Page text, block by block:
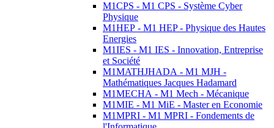
M1CPS - M1 CPS - Système Cyber
Physique
M1HEP - M1 HEP - Physique des Hautes
Energies
M1IES - M1 IES - Innovation, Entreprise
et Société
M1MATHJHADA - M1 MJH -
Mathématiques Jacques Hadamard
M1MECHA - M1 Mech - Mécanique
M1MIE - M1 MiE - Master en Economie
M1MPRI - M1 MPRI - Fondements de